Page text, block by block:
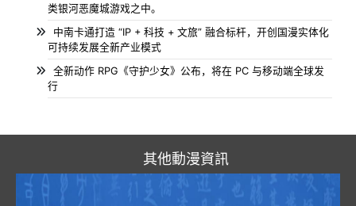
类银河恶魔城游戏之中。
中南卡通打造 “IP + 科技 + 文旅” 融合标杆，开创国漫实体化
可持续发展全新产业模式
全新动作 RPG《守护少女》公布，将在 PC 与移动端全球发
行
其他動漫資訊